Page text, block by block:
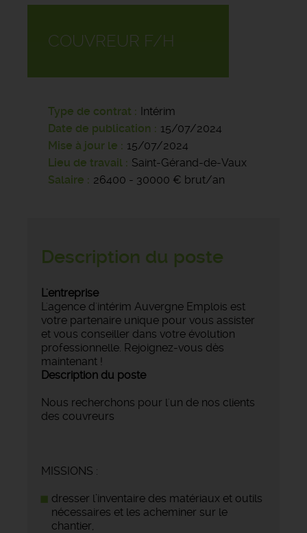
COUVREUR F/H
Type de contrat
Intérim
Date de publication
15/07/2024
Mise à jour le
15/07/2024
Lieu de travail
Saint-Gérand-de-Vaux
Salaire
26400 - 30000 € brut/an
Description du poste
L'entreprise
L'agence d'intérim Auvergne Emplois est
votre partenaire unique pour vous assister
et vous conseiller dans votre évolution
professionnelle. Rejoignez-vous dès
maintenant !
Description du poste
Nous recherchons pour l'un de nos clients
des couvreurs
MISSIONS :
dresser l’inventaire des matériaux et outils
nécessaires et les acheminer sur le
chantier,